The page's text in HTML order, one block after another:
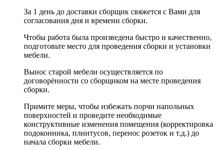
За 1 день до доставки сборщик свяжется с Вами для
согласования дня и времени сборки.
Чтобы работа была произведена быстро и качественно,
подготовьте место для проведения сборки и установки
мебели.
Вынос старой мебели осуществляется по
договорённости со сборщиком на месте проведения
сборки.
Примите меры, чтобы избежать порчи напольных
поверхностей и проведите необходимые
конструктивные изменения помещения (корректировка
подоконника, плинтусов, перенос розеток и т.д.) до
начала сборки мебели.